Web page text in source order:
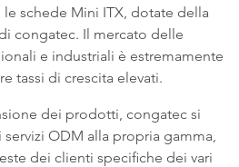
schede Mini ITX, dotate della
congatec. Il mercato delle
e industriali è estremamente
tassi di crescita elevati.
dei prodotti, congatec si
ODM alla propria gamma,
dei clienti specifiche dei vari